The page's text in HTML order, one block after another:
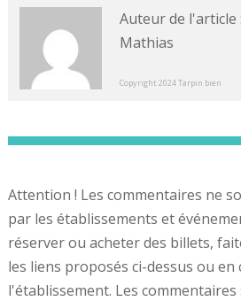
Auteur de l'article :
Mathias
Copyright 2024 Tarpin bien
Attention ! Les commentaires ne
par les établissements et
réserver ou acheter des billets,
les liens proposés ci-dessus ou
l'établissement. Les